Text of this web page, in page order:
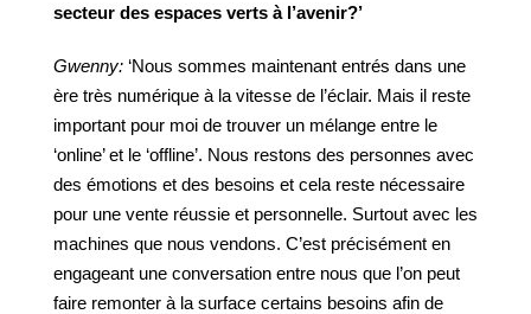
secteur des espaces verts à l’avenir?’
Gwenny: ‘Nous sommes maintenant entrés dans une
ère très numérique à la vitesse de l’éclair. Mais il reste
important pour moi de trouver un mélange entre le
‘online’ et le ‘offline’. Nous restons des personnes avec
des émotions et des besoins et cela reste nécessaire
pour une vente réussie et personnelle. Surtout avec les
machines que nous vendons. C’est précisément en
engageant une conversation entre nous que l’on peut
faire remonter à la surface certains besoins afin de